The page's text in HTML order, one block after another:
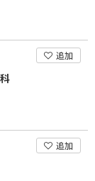
追加
追加